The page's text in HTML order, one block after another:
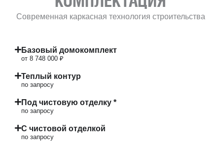
Современная каркасная технология строительства
Базовый домокомплект
от 8 748 000 ₽
Теплый контур
по запросу
Под чистовую отделку *
по запросу
С чистовой отделкой
по запросу